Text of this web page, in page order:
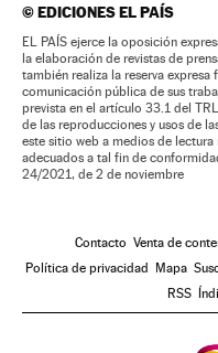
©EDICIONES EL PAÍS
EL PAÍS ejerce la oposición
la elaboración de revistas de
también realiza la reserva
comunicación pública de sus
prevista en el artículo 33.1 del
de las reproducciones y usos de
este sitio web a medios de
adecuados a tal fin de
24/2021, de 2 de noviembre
Contacto Venta de
Política de privacidad Mapa
RSS